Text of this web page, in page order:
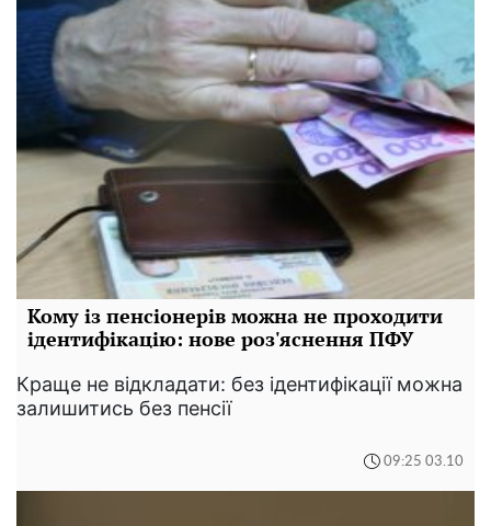
Кому із пенсіонерів можна не проходити
ідентифікацію: нове роз'яснення ПФУ
Краще не відкладати: без ідентифікації можна
залишитись без пенсії
09:25 03.10